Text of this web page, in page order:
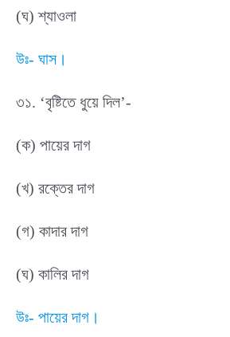
(ঘ) শ্যাওলা
উঃ- ঘাস।
৩১. ‘বৃষ্টিতে ধুয়ে দিল’-
(ক) পায়ের দাগ
(খ) রক্তের দাগ
(গ) কাদার দাগ
(ঘ) কালির দাগ
উঃ- পায়ের দাগ।